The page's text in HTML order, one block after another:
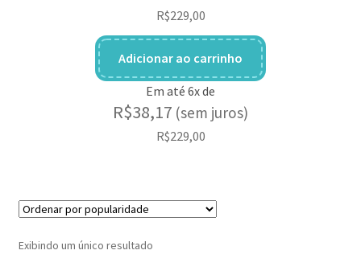
5.00
de 5
R$229,00
Adicionar ao carrinho
Em até 6x de
R$38,17 (sem juros)
R$229,00
Exibindo um único resultado